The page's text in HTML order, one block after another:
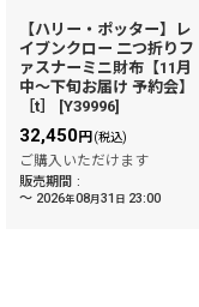
【ハリー・ポッター】レ
イブンクロー 二つ折りフ
ァスナーミニ財布【11月
中〜下旬お届け 予約会】
［t］
[Y39996]
32,450円 (税込)
ご購入いただけます
販売期間 :
～ 2026年08月 31 日 23:00